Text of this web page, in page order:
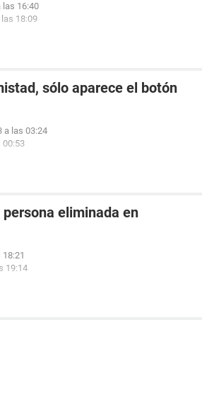
las 16:40
18:09
sólo aparece el botón
a las 03:24
00:53
eliminada en
18:21
19:14